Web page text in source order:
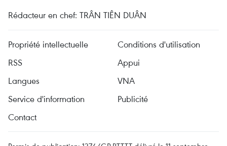
Rédacteur en chef: TRÂN TIÊN DUÂN
Propriété intellectuelle
Conditions d'utilisation
RSS
Appui
Langues
VNA
Service d'information
Publicité
Contact